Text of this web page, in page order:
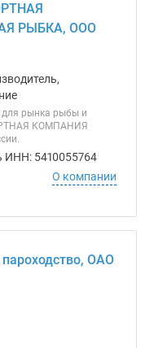
РЫБКА, ООО
для рынка рыбы и
КОМПАНИЯ
ИНН: 5410055764
О компании
ОАО